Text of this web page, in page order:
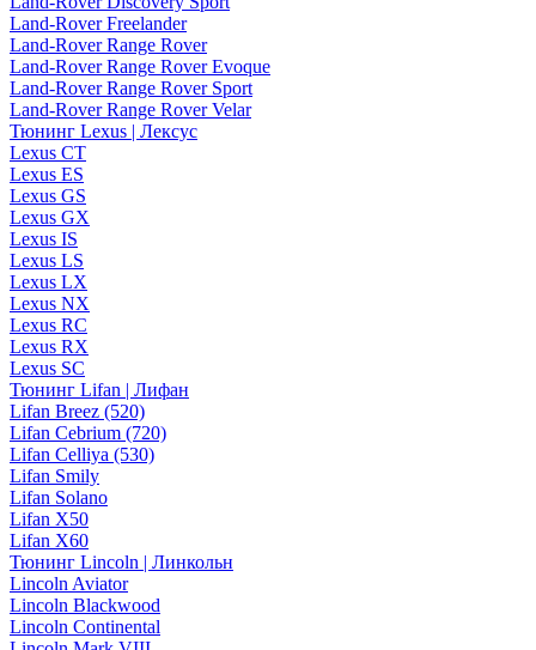
Land-Rover Freelander
Land-Rover Range Rover
Land-Rover Range Rover Evoque
Land-Rover Range Rover Sport
Land-Rover Range Rover Velar
Тюнинг Lexus | Лексус
Lexus CT
Lexus ES
Lexus GS
Lexus GX
Lexus IS
Lexus LS
Lexus LX
Lexus NX
Lexus RC
Lexus RX
Lexus SC
Тюнинг Lifan | Лифан
Lifan Breez (520)
Lifan Cebrium (720)
Lifan Celliya (530)
Lifan Smily
Lifan Solano
Lifan X50
Lifan X60
Тюнинг Lincoln | Линкольн
Lincoln Aviator
Lincoln Blackwood
Lincoln Continental